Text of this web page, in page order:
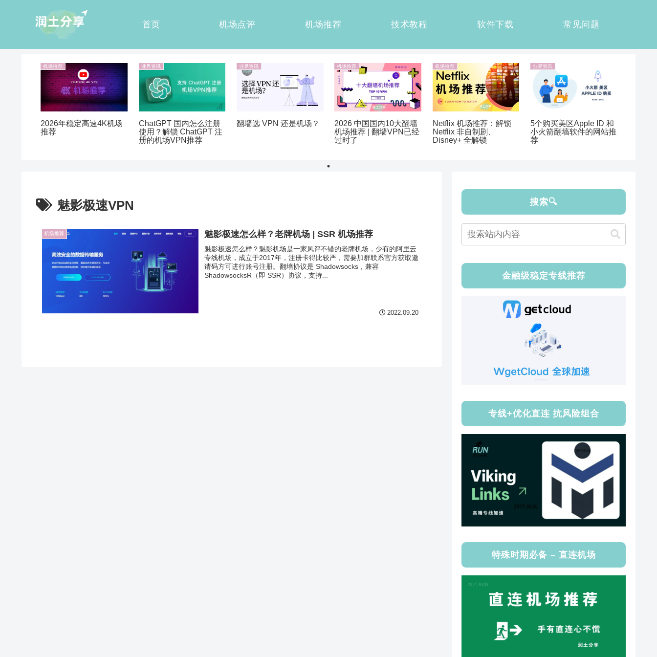
首页 机场点评 机场推荐 技术教程 软件下载 常见问题
机场推荐
2026年稳定高速4K机场
推荐
业界资讯
ChatGPT 国内怎么注册
使用？解锁 ChatGPT 注
册的机场VPN推荐
业界资讯
翻墙选 VPN 还是机场？
机场推荐
2026 中国国内10大翻墙
机场推荐 | 翻墙VPN已经
过时了
机场推荐
Netflix 机场推荐：解锁
Netflix 非自制剧、
Disney+ 全解锁
业界资讯
5个购买美区Apple ID 和
小火箭翻墙软件的网站推
荐
魅影极速VPN
机场推荐 魅影极速怎么样？老牌机场 | SSR 机场推荐
魅影极速怎么样？魅影机场是一家风评不错的老牌机场，少有的阿里云
专线机场，成立于2017年，注册卡得比较严，需要加群联系官方获取邀
请码方可进行账号注册。翻墙协议是 Shadowsocks，兼容
ShadowsocksR（即 SSR）协议，支持...
2022.09.20
搜索🔍
金融级稳定专线推荐
专线+优化直连 抗风险组合
特殊时期必备 – 直连机场